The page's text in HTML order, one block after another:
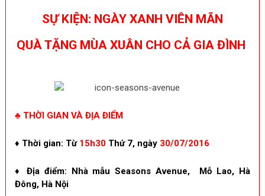
SỰ KIỆN: NGÀY XANH VIÊN MÃN
QUÀ TẶNG MÙA XUÂN CHO CẢ GIA ĐÌNH
♣ THỜI GIAN VÀ ĐỊA ĐIỂM
♦ Thời gian: Từ 15h30Thứ 7, ngày 30/07/2016
♦ Địa điểm: Nhà mẫu Seasons Avenue, Mỗ Lao, Hà
Đông, Hà Nội